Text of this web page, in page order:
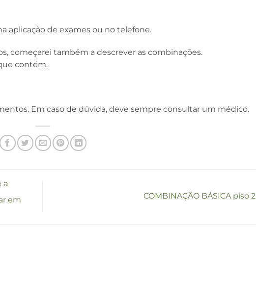
aplicação de exames ou no telefone.
começarei também a descrever as combinações.
contém.
Em caso de dúvida, deve sempre consultar um médico.
a
em
COMBINAÇÃO BÁSICA piso 2